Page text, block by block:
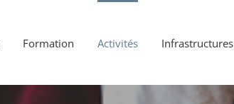
Formation Activités Infrastructures